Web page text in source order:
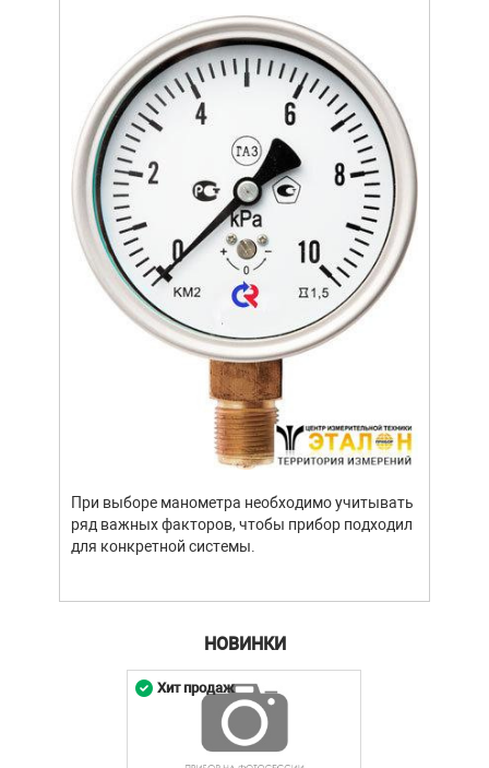
При выборе манометра необходимо учитывать
ряд важных факторов, чтобы прибор подходил
для конкретной системы.
НОВИНКИ
Хит продаж